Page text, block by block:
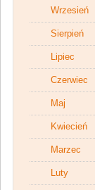
Wrzesień
Sierpień
Lipiec
Czerwiec
Maj
Kwiecień
Marzec
Luty